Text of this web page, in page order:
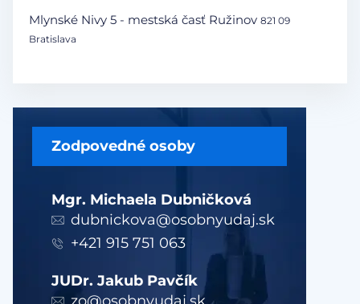
Zodpovedné osoby
Mgr. Michaela Dubničková
dubnickova@osobnyudaj.sk
+421 915 751 063
JUDr. Jakub Pavčík
Mlynské Nivy 5 - mestská časť Ružinov 821 09
Bratislava